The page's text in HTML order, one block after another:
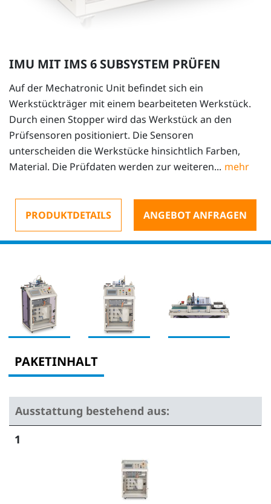
IMU MIT IMS 6 SUBSYSTEM PRÜFEN
Auf der Mechatronic Unit befindet sich ein
Werkstückträger mit einem bearbeiteten Werkstück.
Durch einen Stopper wird das Werkstück an den
Prüfsensoren positioniert. Die Sensoren
unterscheiden die Werkstücke hinsichtlich Farben,
Material. Die Prüfdaten werden zur weiteren...
PRODUKTDETAILS ANGEBOT ANFRAGEN
PAKETINHALT
Ausstattung bestehend aus:
1